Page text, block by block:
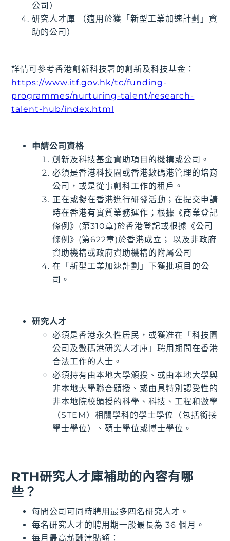
公司）
研究人才庫 （適用於獲「新型工業加速計劃」資
助的公司）
詳情可參考香港創新科技署的創新及科技基金：
https://www.itf.gov.hk/tc/funding-
programmes/nurturing-talent/research-
talent-hub/index.html
申請公司資格
創新及科技基金資助項目的機構或公司。
必須是香港科技園或香港數碼港管理的培育
公司，或是從事創科工作的租戶。
正在或擬在香港進行研發活動；在提交申請
時在香港有實質業務運作；根據《商業登記
條例》(第310章)於香港登記或根據《公司
條例》(第622章)於香港成立； 以及非政府
資助機構或政府資助機構的附屬公司
在「新型工業加速計劃」下獲批項目的公
司。
研究人才
必須是香港永久性居民，或獲准在「科技園
公司及數碼港研究人才庫」聘用期間在香港
合法工作的人士。
必須持有由本地大學頒授、或由本地大學與
非本地大學聯合頒授、或由具特別認受性的
非本地院校頒授的科學、科技、工程和數學
（STEM）相關學科的學士學位（包括銜接
學士學位）、碩士學位或博士學位。
RTH研究人才庫補助的內容有哪
些？
每間公司可同時聘用最多四名研究人才。
每名研究人才的聘用期一般最長為 36 個月。
每月最高薪酬津貼額：